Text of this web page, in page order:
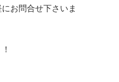
お問合せ下さいま